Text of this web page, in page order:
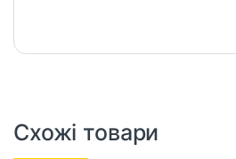
Схожі товари